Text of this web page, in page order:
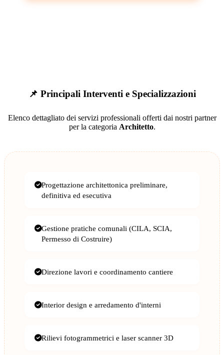
📌 Principali Interventi e Specializzazioni
Elenco dettagliato dei servizi professionali offerti dai nostri partner
per la categoria Architetto.
Progettazione architettonica preliminare,
definitiva ed esecutiva
Gestione pratiche comunali (CILA, SCIA,
Permesso di Costruire)
Direzione lavori e coordinamento cantiere
Interior design e arredamento d'interni
Rilievi fotogrammetrici e laser scanner 3D